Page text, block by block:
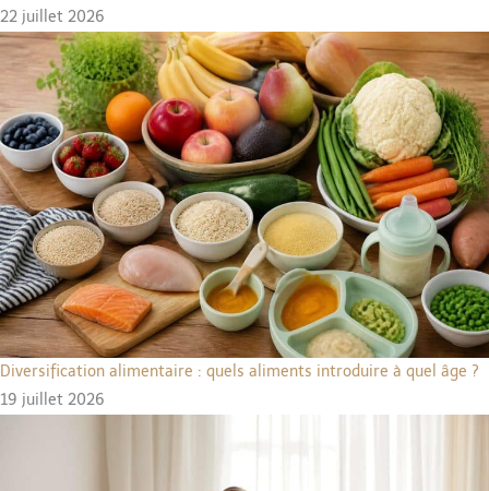
22 juillet 2026
Diversification alimentaire : quels aliments introduire à quel âge ?
19 juillet 2026